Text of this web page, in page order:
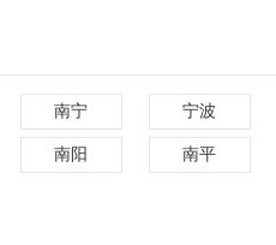
南宁 宁波
南阳 南平